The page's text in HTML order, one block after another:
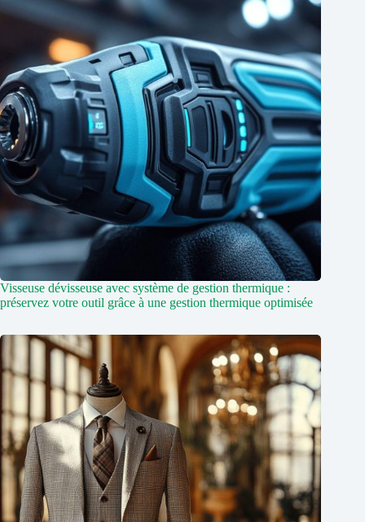
Visseuse dévisseuse avec système de gestion thermique :
préservez votre outil grâce à une gestion thermique optimisée